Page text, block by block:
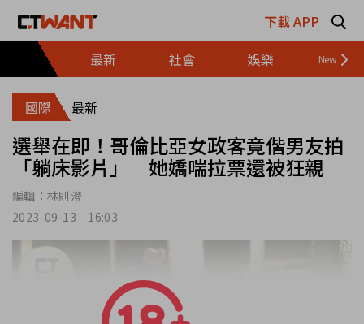
下載 APP
最新
社會 娛樂 財經
國際 最新
選舉在即！哥倫比亞女政客竟偕男友拍
「躺床影片」 她嬌喘拉票還被狂親
編輯： 林則澄
2023-09-13 16:03